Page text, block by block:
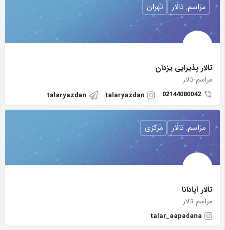
تالار پذیرایی یزدان
مراسم-تالار
02144080042
talaryazdan
talaryazdan
مراسم, تالار تهران
تالار آپادانا
مراسم-تالار
talar_aapadana
مراسم, تالار مرکزی